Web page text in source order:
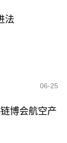
法
06-25
博会航空产